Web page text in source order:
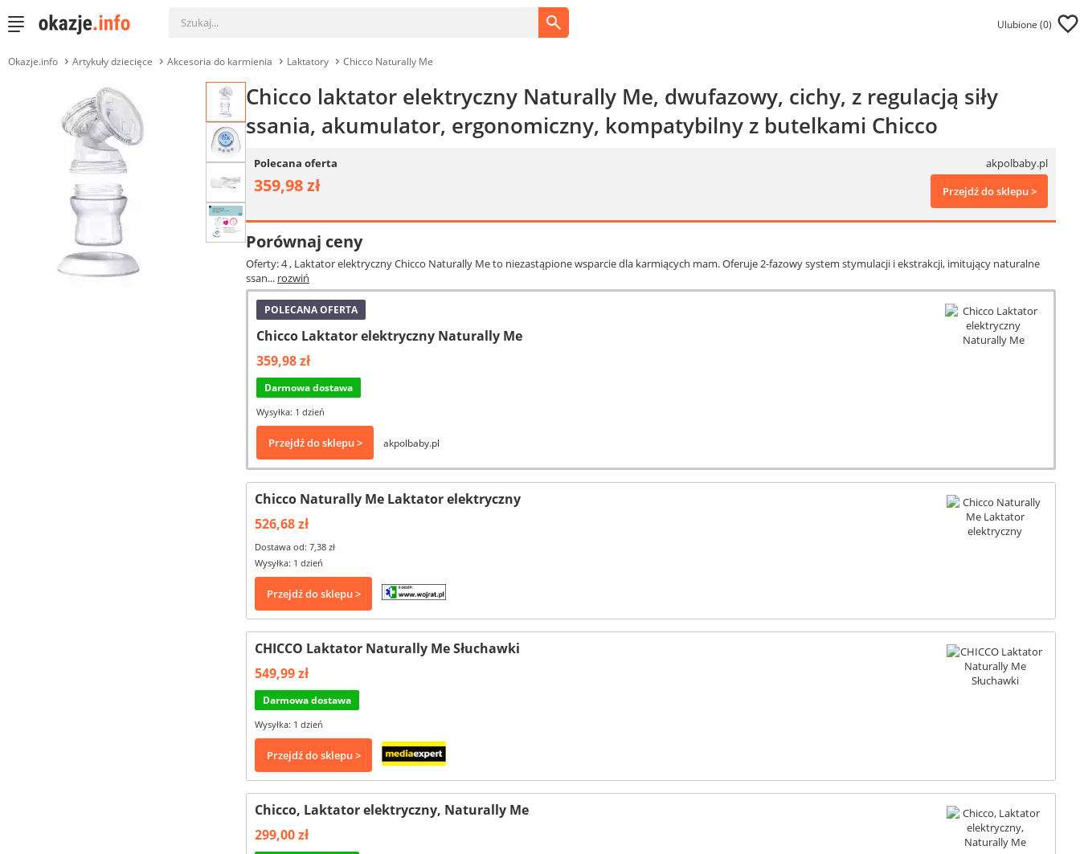
Ulubione (0)
Okazje.info Artykuły dziecięce Akcesoria do karmienia Laktatory Chicco Naturally Me
Chicco laktator elektryczny Naturally Me, dwufazowy, cichy, z regulacją siły
ssania, akumulator, ergonomiczny, kompatybilny z butelkami Chicco
Polecana oferta akpolbaby.pl
359,98 zł Przejdź do sklepu >
Porównaj ceny
Oferty: 4, Laktator elektryczny Chicco Naturally Me to niezastąpione wsparcie dla karmiących mam. Oferuje 2-fazowy system stymulacji i ekstrakcji, imitujący naturalne
ssan... rozwiń
POLECANA OFERTA
Chicco Laktator elektryczny Naturally Me
359,98 zł
Darmowa dostawa
Wysyłka: 1 dzień
Przejdź do sklepu > akpolbaby.pl
Chicco Naturally Me Laktator elektryczny
526,68 zł
Dostawa od: 7,38 zł
Wysyłka: 1 dzień
Przejdź do sklepu >
CHICCO Laktator Naturally Me Słuchawki
549,99 zł
Darmowa dostawa
Wysyłka: 1 dzień
Przejdź do sklepu >
Chicco, Laktator elektryczny, Naturally Me
299,00 zł